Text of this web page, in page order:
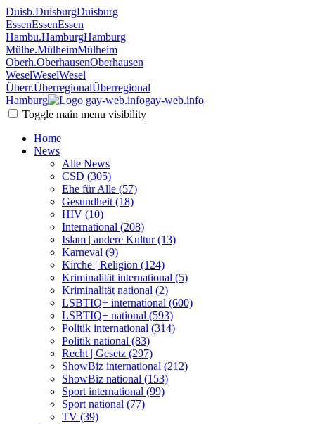
Duisb.DuisburgDuisburg
EssenEssenEssen
Hambu.HamburgHamburg
Mülhe.MülheimMülheim
Oberh.OberhausenOberhausen
WeselWeselWesel
Überr.ÜberregionalÜberregional
Hamburg
gay-web.info
Toggle main menu visibility
Home
News
Alle News
CSD (305)
Ehe für Alle (57)
Gesundheit (18)
HIV (10)
International (208)
Islam | andere Kultur (13)
Karneval (9)
Kirche | Religion (124)
Kriminalität international (5)
Kriminalität national (2)
LSBTIQ+ international (600)
LSBTIQ+ national (593)
Politik international (314)
Politik national (83)
Recht | Gesetz (297)
ShowBiz international (212)
ShowBiz national (153)
Sport international (99)
Sport national (77)
TV (39)